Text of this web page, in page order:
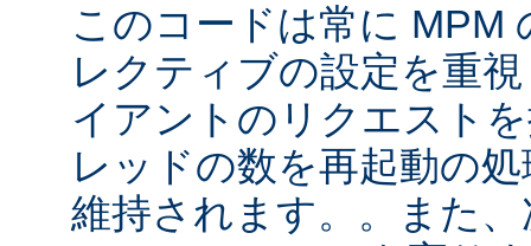
このコードは常に MPM
レクティブの設定を重
イアントのリクエスト
レッドの数を再起動の
維持されます。。また